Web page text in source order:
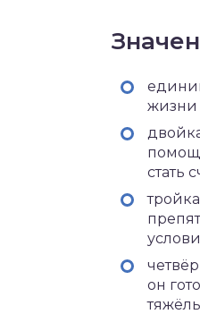
жизни
стать
он